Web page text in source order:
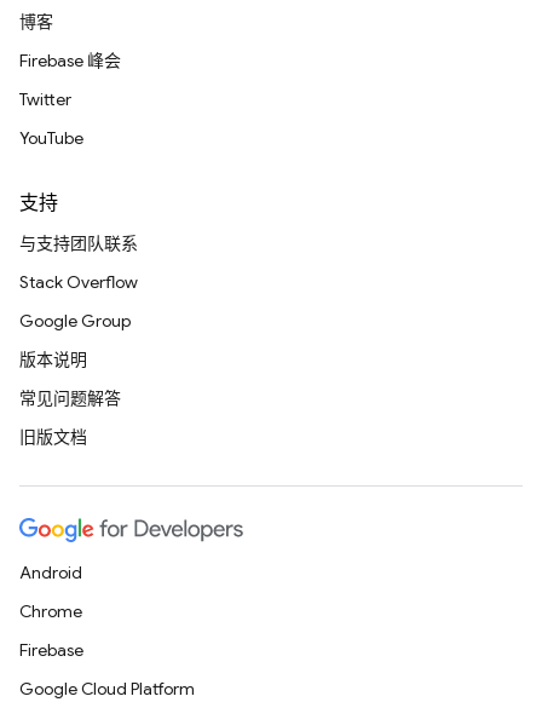
博客
Firebase 峰会
Twitter
YouTube
支持
与支持团队联系
Stack Overflow
Google Group
版本说明
常见问题解答
旧版文档
Android
Chrome
Firebase
Google Cloud Platform